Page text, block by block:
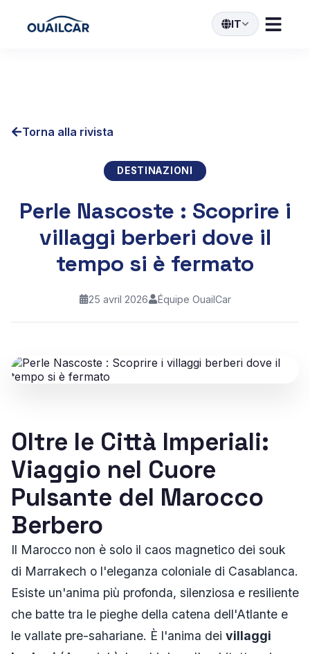
IT
Torna alla rivista
DESTINAZIONI
Perle Nascoste : Scoprire i
villaggi berberi dove il
tempo si è fermato
25 avril 2026 Équipe OuailCar
Oltre le Città Imperiali:
Viaggio nel Cuore
Pulsante del Marocco
Berbero
Il Marocco non è solo il caos magnetico dei souk
di Marrakech o l'eleganza coloniale di Casablanca.
Esiste un'anima più profonda, silenziosa e resiliente
che batte tra le pieghe della catena dell'Atlante e
le vallate pre-sahariane. È l'anima dei villaggi